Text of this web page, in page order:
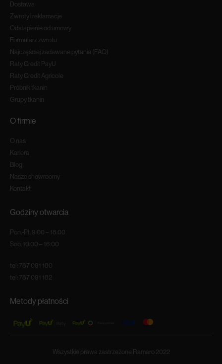
Dostawa
Zwroty i reklamacje
Odstapienie od umowy
Formularz zwrotu
Najczęściej zadawane pytania (FAQ)
Raty Credit PayU
Raty Credit Agricole
Próbnik tkanin
Grupy tkanin
O firmie
O nas
Kariera
Blog
Nasze showroomy
Kontakt
Godziny otwarcia
Pon.-Pt. 9:00 – 18:00
Sob. 10:00 – 16:00
tel: 787 091 180
tel: 787 091 182
Metody płatności
Wszystkie prawa zastrzeżone Ramaro 2022